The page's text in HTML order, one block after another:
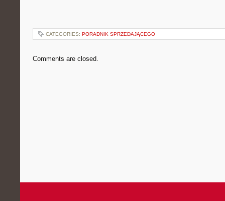
CATEGORIES: PORADNIK SPRZEDAJĄCEGO
Comments are closed.